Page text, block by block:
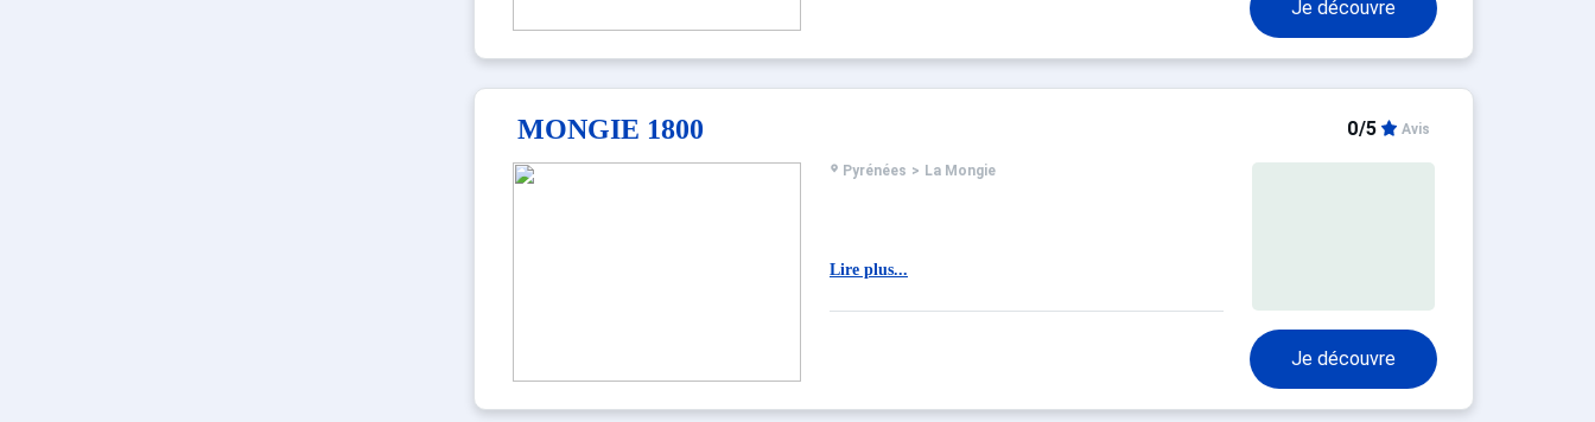
Je découvre
MONGIE 1800 0/5 Avis
Pyrénées > La Mongie
Lire plus...
Je découvre